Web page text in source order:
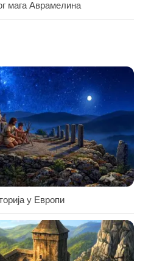
мага Аврамелина
у Европи